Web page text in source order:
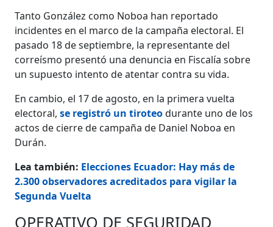
Tanto González como Noboa han reportado
incidentes en el marco de la campaña electoral. El
pasado 18 de septiembre, la representante del
correísmo presentó una denuncia en Fiscalía sobre
un supuesto intento de atentar contra su vida.
En cambio, el 17 de agosto, en la primera vuelta
electoral,se registró un tiroteodurante uno de los
actos de cierre de campaña de Daniel Noboa en
Durán.
Lea también: Elecciones Ecuador: Hay más de
2.300 observadores acreditados para vigilar la
Segunda Vuelta
OPERATIVO DE SEGURIDAD